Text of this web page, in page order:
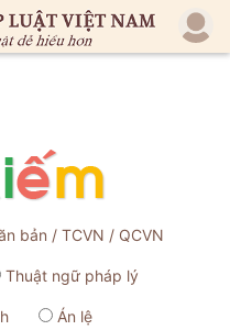
bản / TCVN / QCVN
Thuật ngữ pháp lý
Án lệ